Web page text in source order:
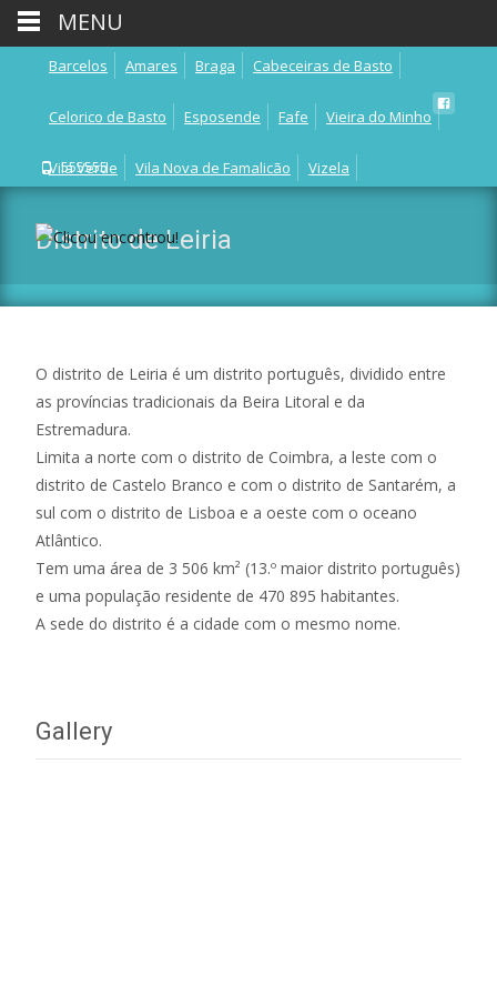
Barcelos Amares Braga Cabeceiras de Basto
Celorico de Basto Esposende Fafe Vieira do Minho
Vila Verde Vila Nova de Famalicão Vizela
555555
Distrito de Leiria
O distrito de Leiria é um distrito português, dividido entre
as províncias tradicionais da Beira Litoral e da
Estremadura.
Limita a norte com o distrito de Coimbra, a leste com o
distrito de Castelo Branco e com o distrito de Santarém, a
sul com o distrito de Lisboa e a oeste com o oceano
Atlântico.
Tem uma área de 3 506 km² (13.º maior distrito português)
e uma população residente de 470 895 habitantes.
A sede do distrito é a cidade com o mesmo nome.
Gallery
MENU